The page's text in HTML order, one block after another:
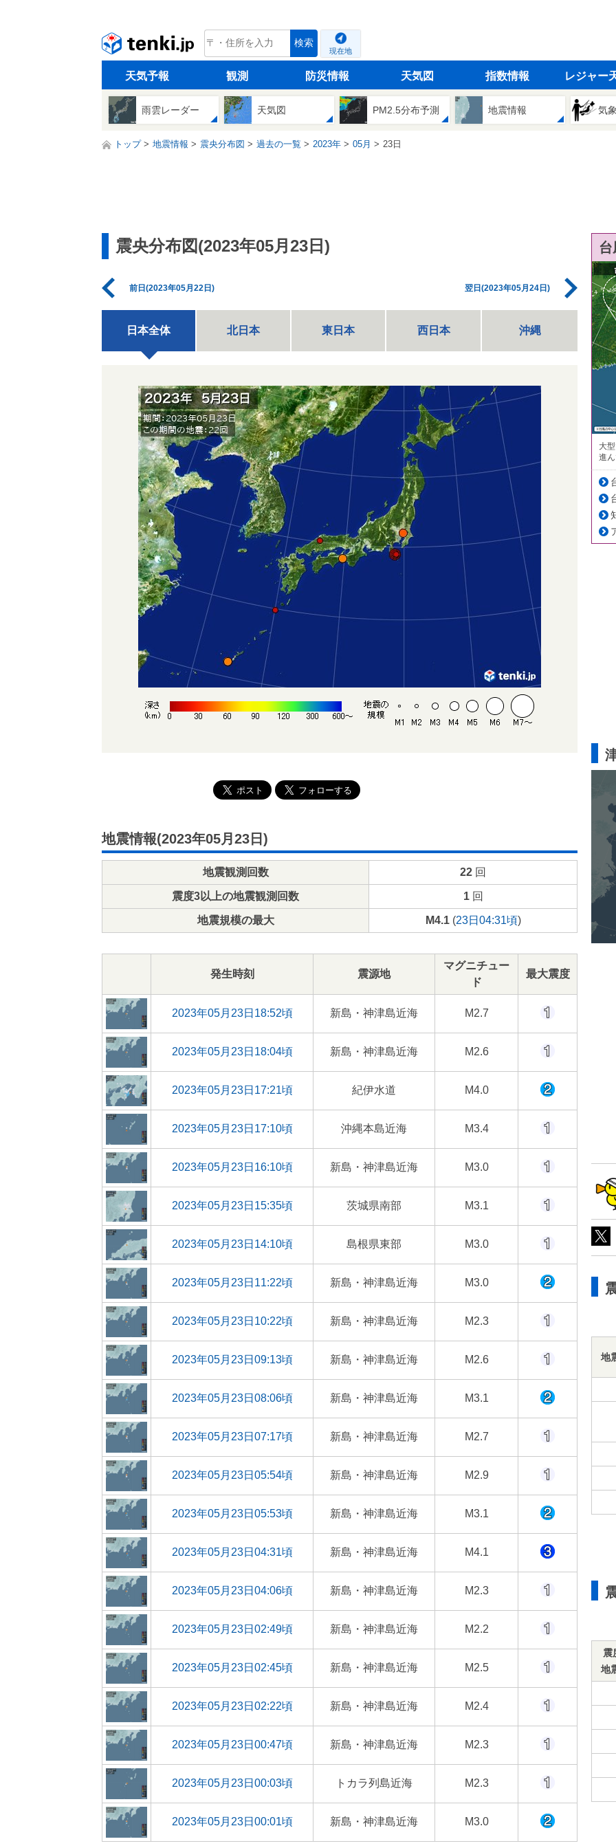
tenki.jp 検索
現在地
天気予報 観測 防災情報 天気図 指数情報 レジャー
雨雲レーダー 天気図 PM2.5分布予測 地震情報 気
トップ 地震情報 震央分布図 過去の一覧 2023年 05月 23日
震央分布図(2023年05月23日)
前日(2023年05月22日) 翌日(2023年05月24日)
日本全体 北日本 東日本 西日本 沖縄
地震情報(2023年05月23日)
地震観測回数 22 回
震度3以上の地震観測回数 1回
地震規模の最大 M4.1(23日04:31頃)
発生時刻 震源地
マグニチュー
ド
最大震度
2023年05月23日18:52頃 新島・神津島近海 M2.7
2023年05月23日18:04頃 新島・神津島近海 M2.6
2023年05月23日17:21頃 紀伊水道 M4.0
2023年05月23日17:10頃 沖縄本島近海 M3.4
2023年05月23日16:10頃 新島・神津島近海 M3.0
2023年05月23日15:35頃 茨城県南部 M3.1
2023年05月23日14:10頃 島根県東部 M3.0
2023年05月23日11:22頃 新島・神津島近海 M3.0
2023年05月23日10:22頃 新島・神津島近海 M2.3
2023年05月23日09:13頃 新島・神津島近海 M2.6
2023年05月23日08:06頃 新島・神津島近海 M3.1
2023年05月23日07:17頃 新島・神津島近海 M2.7
2023年05月23日05:54頃 新島・神津島近海 M2.9
2023年05月23日05:53頃 新島・神津島近海 M3.1
2023年05月23日04:31頃 新島・神津島近海 M4.1
2023年05月23日04:06頃 新島・神津島近海 M2.3
2023年05月23日02:49頃 新島・神津島近海 M2.2
2023年05月23日02:45頃 新島・神津島近海 M2.5
2023年05月23日02:22頃 新島・神津島近海 M2.4
2023年05月23日00:47頃 新島・神津島近海 M2.3
2023年05月23日00:03頃 トカラ列島近海 M2.3
2023年05月23日00:01頃 新島・神津島近海 M3.0
大
進
地
震
地